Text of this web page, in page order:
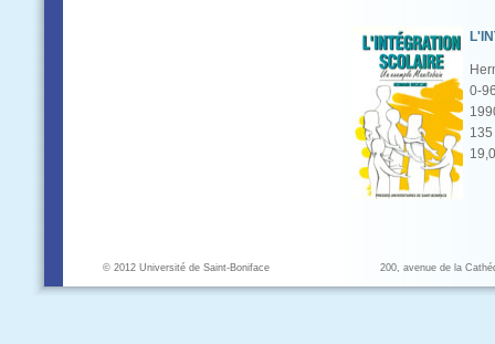
0-
135
© 2012 Université de Saint-Boniface 200, avenue de la